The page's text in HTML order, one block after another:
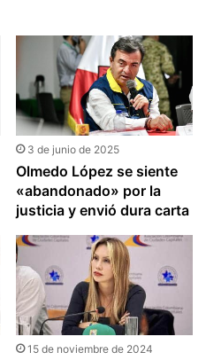
3 de junio de 2025
Olmedo López se siente
«abandonado» por la
justicia y envió dura carta
15 de noviembre de 2024